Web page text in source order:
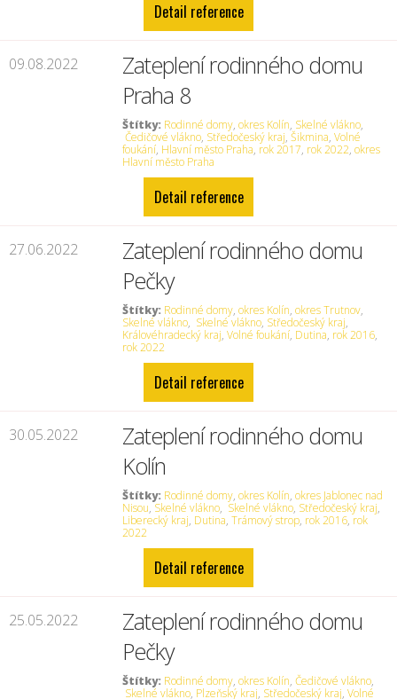
Detail reference
09.08.2022
Zateplení rodinného domu
Praha 8
Štítky: Rodinné domy,okres Kolín, Skelné vlákno,
Čedičové vlákno, Středočeský kraj,Šikmina,Volné
foukání, Hlavní město Praha, rok 2017, rok 2022,okres
Hlavní město Praha
Detail reference
27.06.2022
Zateplení rodinného domu
Pečky
Štítky: Rodinné domy,okres Kolín,okres Trutnov,
Skelné vlákno, Skelné vlákno, Středočeský kraj,
Královéhradecký kraj,Volné foukání, Dutina, rok 2016,
rok 2022
Detail reference
30.05.2022
Zateplení rodinného domu
Kolín
Štítky: Rodinné domy,okres Kolín,okres Jablonec nad
Nisou, Skelné vlákno, Skelné vlákno, Středočeský kraj,
Liberecký kraj, Dutina,Trámový strop, rok 2016, rok
2022
Detail reference
25.05.2022
Zateplení rodinného domu
Pečky
Štítky: Rodinné domy,okres Kolín,Čedičové vlákno,
Skelné vlákno, Plzeňský kraj, Středočeský kraj,Volné